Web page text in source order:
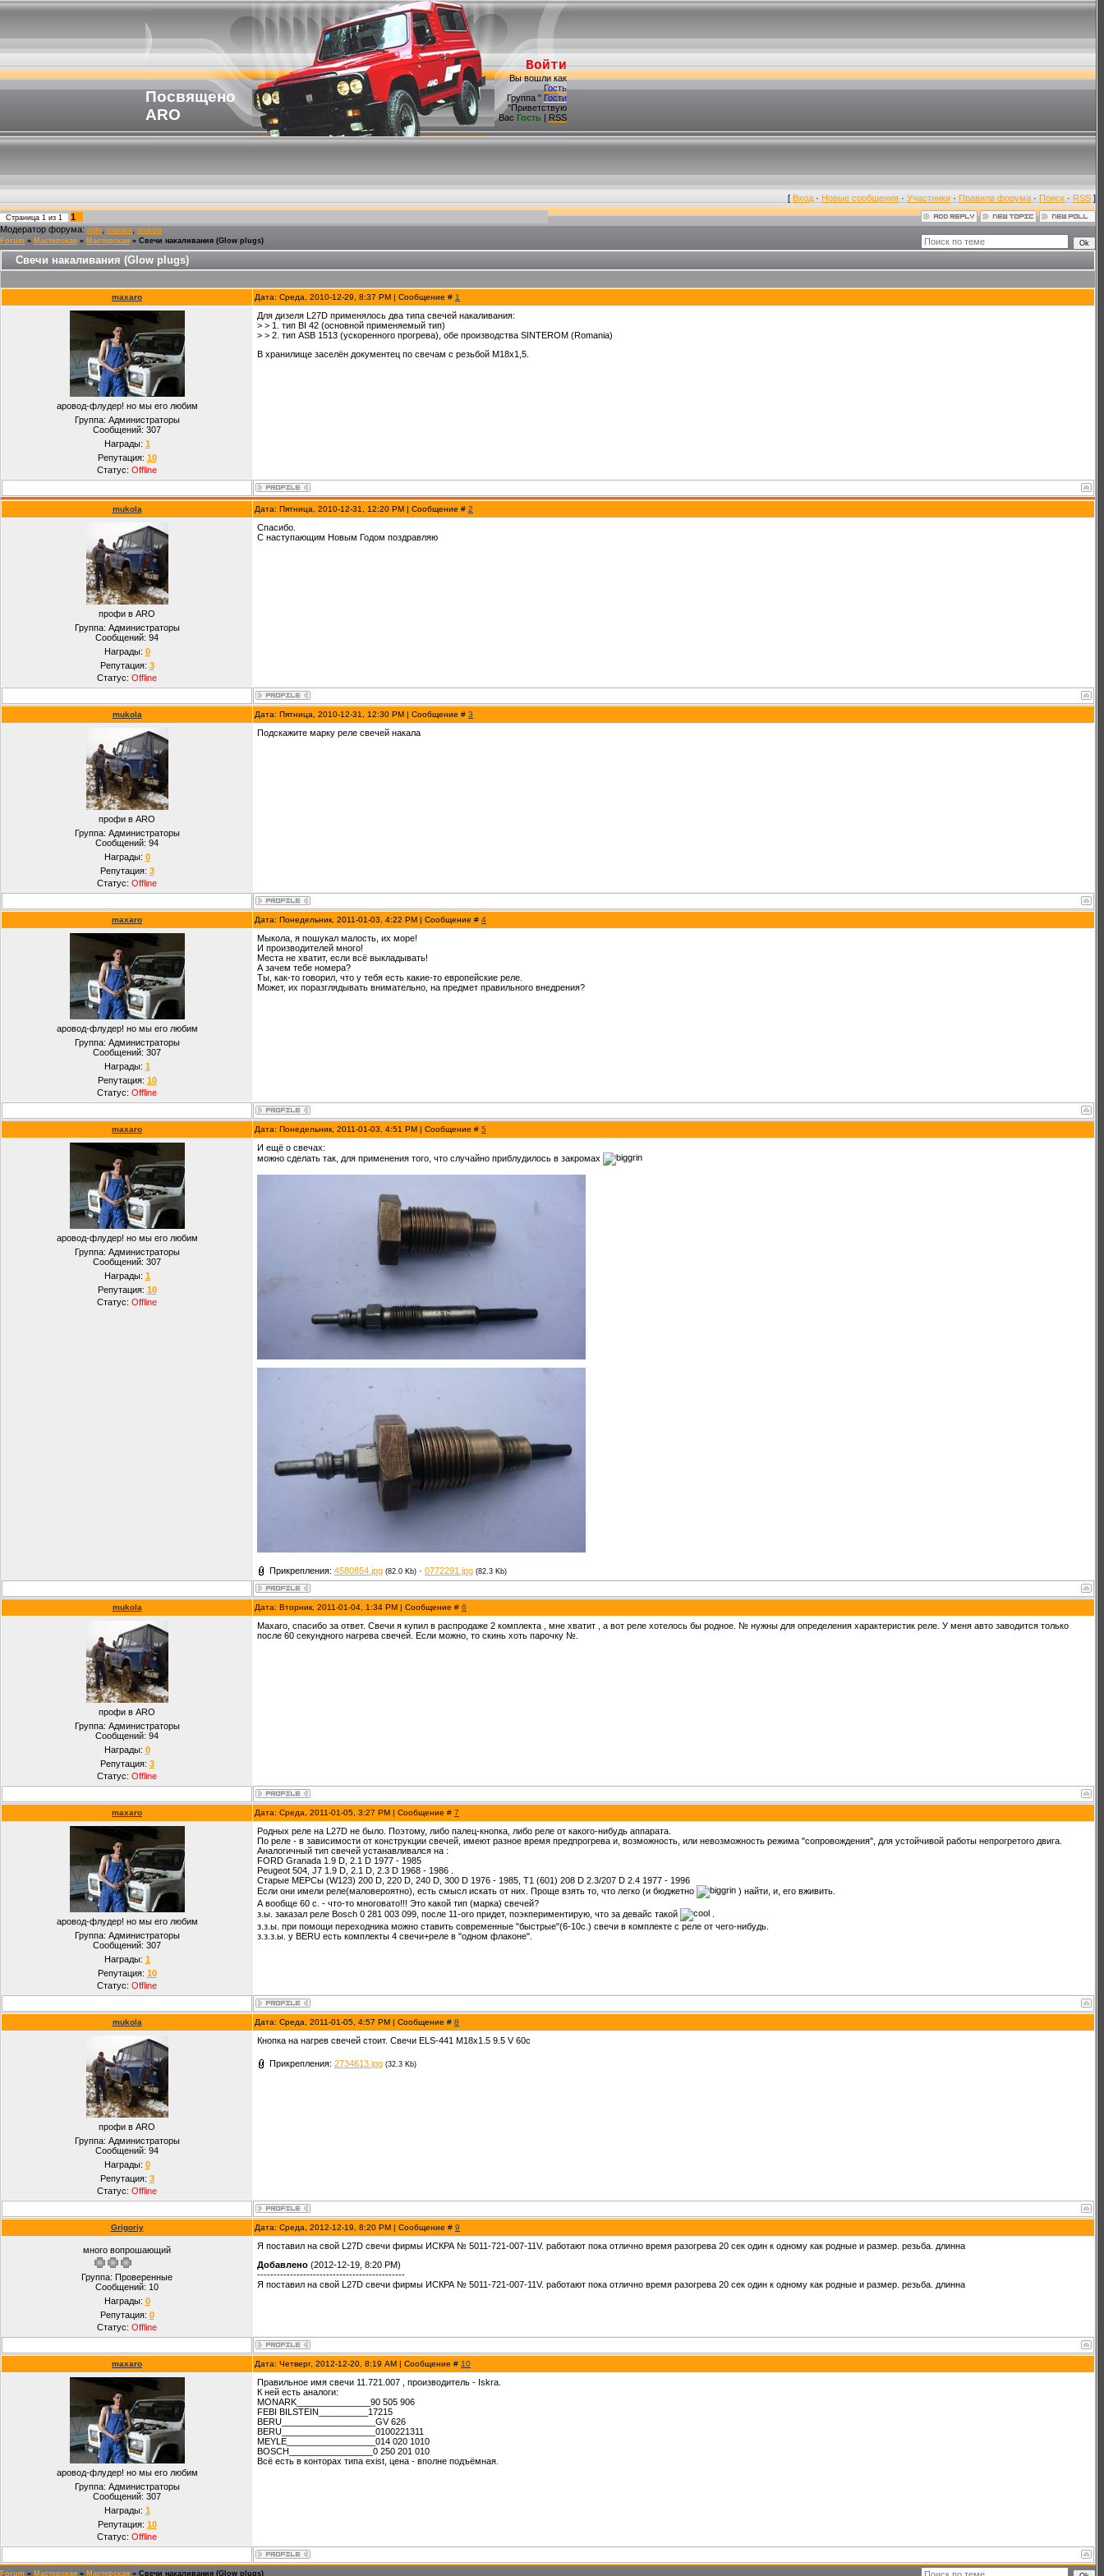
Посвящено
ARO
Войти
Вы вошли как
Гость
Группа " Гости
"Приветствую
Вас Гость| RSS
[ Вход · Новые сообщения · Участники · Правила форума · Поиск · RSS ]
Страница 1 из 1
1
Модератор форума:mdn,maxaro,mukola
Forum » Мастерская » Мастерская » Свечи накаливания (Glow plugs)
Свечи накаливания (Glow plugs)
maxaro Дата: Среда, 2010-12-29, 8:37 PM | Сообщение # 1
аровод-флудер! но мы его любим
Группа: Администраторы
Сообщений: 307
Награды: 1
Репутация: 10
Статус: Offline
Для дизеля L27D применялось два типа свечей накаливания:
> > 1. тип BI 42 (основной применяемый тип)
> > 2. тип ASB 1513 (ускоренного прогрева), обе производства SINTEROM (Romania)
В хранилище заселён документец по свечам с резьбой М18х1,5.
mukola Дата: Пятница, 2010-12-31, 12:20 PM | Сообщение # 2
профи в ARO
Группа: Администраторы
Сообщений: 94
Награды: 0
Репутация: 3
Статус: Offline
Спасибо.
С наступающим Новым Годом поздравляю
mukola Дата: Пятница, 2010-12-31, 12:30 PM | Сообщение # 3
профи в ARO
Группа: Администраторы
Сообщений: 94
Награды: 0
Репутация: 3
Статус: Offline
Подскажите марку реле свечей накала
maxaro Дата: Понедельник, 2011-01-03, 4:22 PM | Сообщение # 4
аровод-флудер! но мы его любим
Группа: Администраторы
Сообщений: 307
Награды: 1
Репутация: 10
Статус: Offline
Мыкола, я пошукал малость, их море!
И производителей много!
Места не хватит, если всё выкладывать!
А зачем тебе номера?
Ты, как-то говорил, что у тебя есть какие-то европейские реле.
Может, их поразглядывать внимательно, на предмет правильного внедрения?
maxaro Дата: Понедельник, 2011-01-03, 4:51 PM | Сообщение # 5
аровод-флудер! но мы его любим
Группа: Администраторы
Сообщений: 307
Награды: 1
Репутация: 10
Статус: Offline
И ещё о свечах:
можно сделать так, для применения того, что случайно приблудилось в закромах
Прикрепления: 4580854.jpg (82.0 Kb) · 0772291.jpg (82.3 Kb)
mukola Дата: Вторник, 2011-01-04, 1:34 PM | Сообщение # 6
профи в ARO
Группа: Администраторы
Сообщений: 94
Награды: 0
Репутация: 3
Статус: Offline
Maxaro, спасибо за ответ. Свечи я купил в распродаже 2 комплекта , мне хватит , а вот реле хотелось бы родное. № нужны для определения характеристик реле. У меня авто заводится только
после 60 секундного нагрева свечей. Если можно, то скинь хоть парочку №.
maxaro Дата: Среда, 2011-01-05, 3:27 PM | Сообщение # 7
аровод-флудер! но мы его любим
Группа: Администраторы
Сообщений: 307
Награды: 1
Репутация: 10
Статус: Offline
Родных реле на L27D не было. Поэтому, либо палец-кнопка, либо реле от какого-нибудь аппарата.
По реле - в зависимости от конструкции свечей, имеют разное время предпрогрева и, возможность, или невозможность режима "сопровождения", для устойчивой работы непрогретого двига.
Аналогичный тип свечей устанавливался на :
FORD Granada 1.9 D, 2.1 D 1977 - 1985
Peugeot 504, J7 1.9 D, 2.1 D, 2.3 D 1968 - 1986 .
Старые МЕРСы (W123) 200 D, 220 D, 240 D, 300 D 1976 - 1985, T1 (601) 208 D 2.3/207 D 2.4 1977 - 1996
Если они имели реле(маловероятно), есть смысл искать от них. Проще взять то, что легко (и бюджетно
) найти, и, его вживить.
А вообще 60 с. - что-то многовато!!! Это какой тип (марка) свечей?
з.ы. заказал реле Bosch 0 281 003 099, после 11-ого придет, поэкпериментирую, что за девайс такой
з.з.ы. при помощи переходника можно ставить современные "быстрые"(6-10с.) свечи в комплекте с реле от чего-нибудь.
з.з.з.ы. у BERU есть комплекты 4 свечи+реле в "одном флаконе".
mukola Дата: Среда, 2011-01-05, 4:57 PM | Сообщение # 8
профи в ARO
Группа: Администраторы
Сообщений: 94
Награды: 0
Репутация: 3
Статус: Offline
Кнопка на нагрев свечей стоит. Свечи ELS-441 M18x1.5 9.5 V 60c
Прикрепления: 2734613.jpg (32.3 Kb)
Grigoriy Дата: Среда, 2012-12-19, 8:20 PM | Сообщение # 9
много вопрошающий
Группа: Проверенные
Сообщений: 10
Награды: 0
Репутация: 0
Статус: Offline
Я поставил на свой L27D свечи фирмы ИСКРА № 5011-721-007-11V. работают пока отлично время разогрева 20 сек один к одному как родные и размер. резьба. длинна
Добавлено (2012-12-19, 8:20 PM)
---------------------------------------------
Я поставил на свой L27D свечи фирмы ИСКРА № 5011-721-007-11V. работают пока отлично время разогрева 20 сек один к одному как родные и размер. резьба. длинна
maxaro Дата: Четверг, 2012-12-20, 8:19 AM | Сообщение # 10
аровод-флудер! но мы его любим
Группа: Администраторы
Сообщений: 307
Награды: 1
Репутация: 10
Статус: Offline
Правильное имя свечи 11.721.007 , производитель - Iskra.
К ней есть аналоги:
MONARK_______________90 505 906
FEBI BILSTEIN__________17215
BERU___________________GV 626
BERU___________________0100221311
MEYLE__________________014 020 1010
BOSCH_________________0 250 201 010
Всё есть в конторах типа exist, цена - вполне подъёмная.
Forum » Мастерская » Мастерская » Свечи накаливания (Glow plugs)